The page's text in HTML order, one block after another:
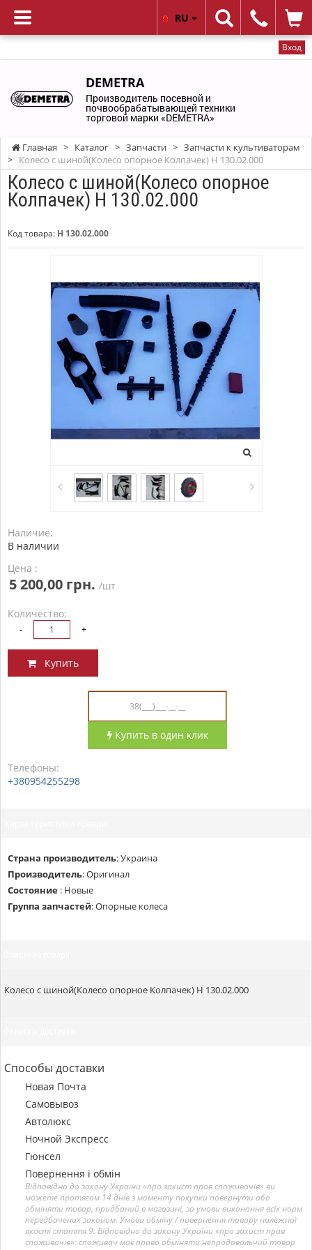
Вход
RU
DEMETRA
Производитель посевной и
почвообрабатывающей техники
торговой марки «DEMETRA»
Главная > Каталог > Запчасти > Запчасти к культиваторам
> Колесо с шиной(Колесо опорное Колпачек) Н 130.02.000
Колесо с шиной(Колесо опорное
Колпачек) Н 130.02.000
Код товара: Н 130.02.000
Наличие:
В наличии
Цена :
5 200,00 грн. /шт
Количество:
- +
Купить
Купить в один клик
Телефоны:
+380954255298
Страна производитель:Украина
Производитель:Оригинал
Состояние : Новые
Группа запчастей:Опорные колеса
Колесо с шиной(Колесо опорное Колпачек) Н 130.02.000
Способы доставки
Новая Почта
Самовывоз
Автолюкс
Ночной Экспресс
Гюнсел
Повернення і обмін
Відповідно до закону України «про захист прав споживачів» ви
можете протягом 14 днів з моменту покупки повернути або
обміняти товар, придбаний в магазині, за умови виконання всіх норм
передбачених законом. Умови обміну / повернення товару належної
якості стаття 9. Відповідно до закону України «про захист прав
споживачів»: споживач має право обміняти непродовольчий товар